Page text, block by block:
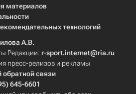
материалов
технологий
А.В.
Редакции: r-sport.internet@ria.ru
пресс-релизов и рекламы
связи
645-6601